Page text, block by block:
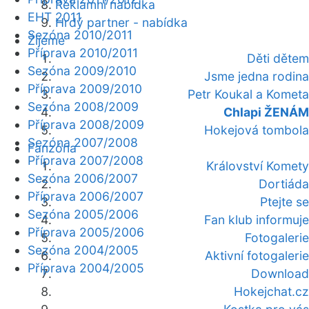
Reklamní nabídka
Hrdý partner - nabídka
Žijeme
Děti dětem
Jsme jedna rodina
Petr Koukal a Kometa
Chlapi ŽENÁM
Hokejová tombola
Fanzóna
Království Komety
Dortiáda
Ptejte se
Fan klub informuje
Fotogalerie
Aktivní fotogalerie
Download
Hokejchat.cz
EHT 2011
Sezóna 2010/2011
Příprava 2010/2011
Sezóna 2009/2010
Příprava 2009/2010
Sezóna 2008/2009
Příprava 2008/2009
Sezóna 2007/2008
Příprava 2007/2008
Sezóna 2006/2007
Příprava 2006/2007
Sezóna 2005/2006
Příprava 2005/2006
Sezóna 2004/2005
Příprava 2004/2005